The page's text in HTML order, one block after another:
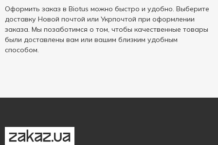
Оформить заказ в Biotus можно быстро и удобно. Выберите
доставку Новой почтой или Укрпочтой при оформлении
заказа. Мы позаботимся о том, чтобы качественные товары
были доставлены вам или вашим близким удобным
способом.